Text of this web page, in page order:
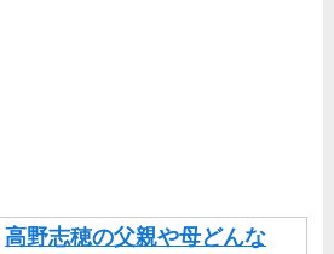
高野志穂の父親や母どんな